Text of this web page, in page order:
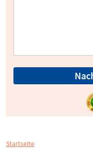
Startseite